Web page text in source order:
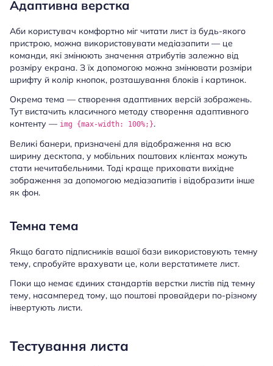
Адаптивна верстка
Аби користувач комфортно міг читати лист із будь-якого
пристрою, можна використовувати медіазапити — це
команди, які змінюють значення атрибутів залежно від
розміру екрана. З їх допомогою можна змінювати розміри
шрифту й колір кнопок, розташування блоків і картинок.
Окрема тема — створення адаптивних версій зображень.
Тут вистачить класичного методу створення адаптивного
контенту — img {max-width: 100%;}.
Великі банери, призначені для відображення на всю
ширину десктопа, у мобільних поштових клієнтах можуть
стати нечитабельними. Тоді краще приховати вихідне
зображення за допомогою медіазапитів і відобразити інше
як фон.
Темна тема
Якщо багато підписників вашої бази використовують темну
тему, спробуйте врахувати це, коли верстатимете лист.
Поки що немає єдиних стандартів верстки листів під темну
тему, насамперед тому, що поштові провайдери по-різному
інвертують листи.
Тестування листа